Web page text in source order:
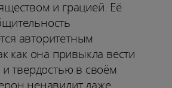
и грацией. Её
авторитетным
как она привыкла вести
твердостью в своём
ненавидит даже